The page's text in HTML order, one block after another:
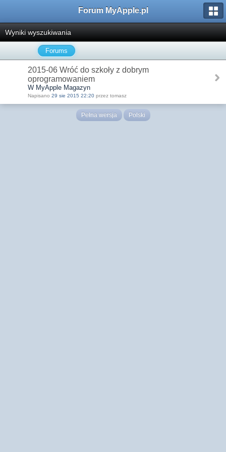
Forum MyApple.pl
Wyniki wyszukiwania
Forums
2015-06 Wróć do szkoły z dobrym
oprogramowaniem
W MyApple Magazyn
Napisano 29 sie 2015 22:20 przez tomasz
Pełna wersja Polski